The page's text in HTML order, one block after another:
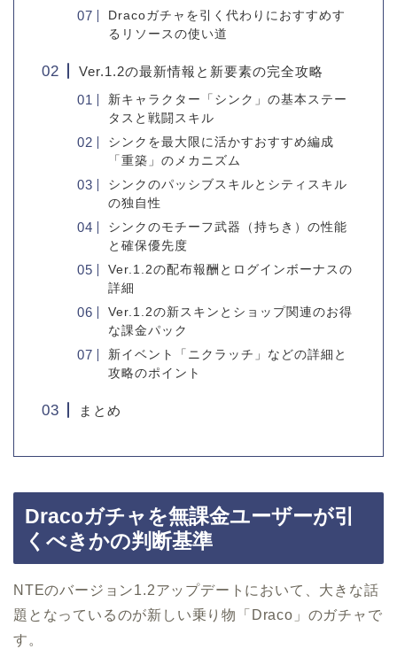
Dracoガチャを引く代わりにおすすめす
るリソースの使い道
Ver.1.2の最新情報と新要素の完全攻略
新キャラクター「シンク」の基本ステー
タスと戦闘スキル
シンクを最大限に活かすおすすめ編成
「重築」のメカニズム
シンクのパッシブスキルとシティスキル
の独自性
シンクのモチーフ武器（持ちき）の性能
と確保優先度
Ver.1.2の配布報酬とログインボーナスの
詳細
Ver.1.2の新スキンとショップ関連のお得
な課金パック
新イベント「ニクラッチ」などの詳細と
攻略のポイント
まとめ
Dracoガチャを無課金ユーザーが引
くべきかの判断基準
NTEのバージョン1.2アップデートにおいて、大きな話
題となっているのが新しい乗り物「Draco」のガチャで
す。